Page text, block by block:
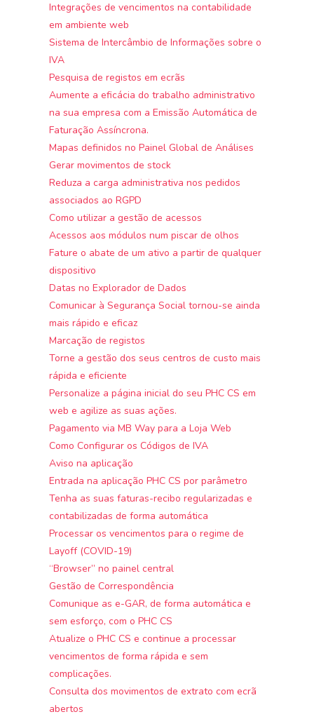
Integrações de vencimentos na contabilidade
em ambiente web
Sistema de Intercâmbio de Informações sobre o
IVA
Pesquisa de registos em ecrãs
Aumente a eficácia do trabalho administrativo
na sua empresa com a Emissão Automática de
Faturação Assíncrona.
Mapas definidos no Painel Global de Análises
Gerar movimentos de stock
Reduza a carga administrativa nos pedidos
associados ao RGPD
Como utilizar a gestão de acessos
Acessos aos módulos num piscar de olhos
Fature o abate de um ativo a partir de qualquer
dispositivo
Datas no Explorador de Dados
Comunicar à Segurança Social tornou-se ainda
mais rápido e eficaz
Marcação de registos
Torne a gestão dos seus centros de custo mais
rápida e eficiente
Personalize a página inicial do seu PHC CS em
web e agilize as suas ações.
Pagamento via MB Way para a Loja Web
Como Configurar os Códigos de IVA
Aviso na aplicação
Entrada na aplicação PHC CS por parâmetro
Tenha as suas faturas-recibo regularizadas e
contabilizadas de forma automática
Processar os vencimentos para o regime de
Layoff (COVID-19)
“Browser” no painel central
Gestão de Correspondência
Comunique as e-GAR, de forma automática e
sem esforço, com o PHC CS
Atualize o PHC CS e continue a processar
vencimentos de forma rápida e sem
complicações.
Consulta dos movimentos de extrato com ecrã
abertos